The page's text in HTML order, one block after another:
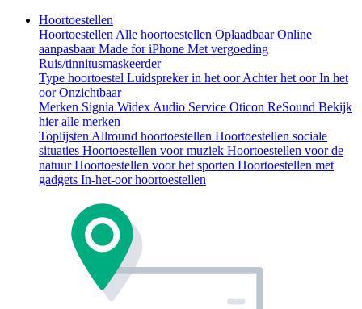
Hoortoestellen
Hoortoestellen Alle hoortoestellen OplaadbaarOnline
aanpasbaarMade for iPhone Met vergoeding
Ruis/tinnitusmaskeerder
Type hoortoestel Luidspreker in het oorAchter het oorIn het
oorOnzichtbaar
Merken Signia Widex Audio Service Oticon ReSound Bekijk
hier alle merken
Toplijsten Allround hoortoestellen Hoortoestellen sociale
situaties Hoortoestellen voor muziek Hoortoestellen voor de
natuurHoortoestellen voor het sporten Hoortoestellen met
gadgets In-het-oor hoortoestellen